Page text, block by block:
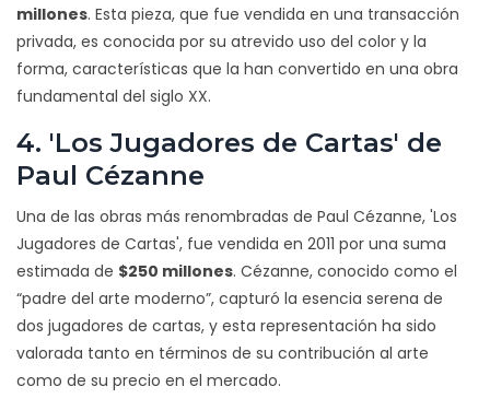
millones. Esta pieza, que fue vendida en una transacción
privada, es conocida por su atrevido uso del color y la
forma, características que la han convertido en una obra
fundamental del siglo XX.
4. 'Los Jugadores de Cartas' de
Paul Cézanne
Una de las obras más renombradas de Paul Cézanne, 'Los
Jugadores de Cartas', fue vendida en 2011 por una suma
estimada de $250 millones. Cézanne, conocido como el
“padre del arte moderno”, capturó la esencia serena de
dos jugadores de cartas, y esta representación ha sido
valorada tanto en términos de su contribución al arte
como de su precio en el mercado.